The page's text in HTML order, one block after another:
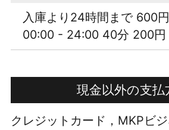
入庫より24時間まで 600円
00:00 - 24:00 40分 200円
現金以外の支払
クレジットカード，MKPビジ